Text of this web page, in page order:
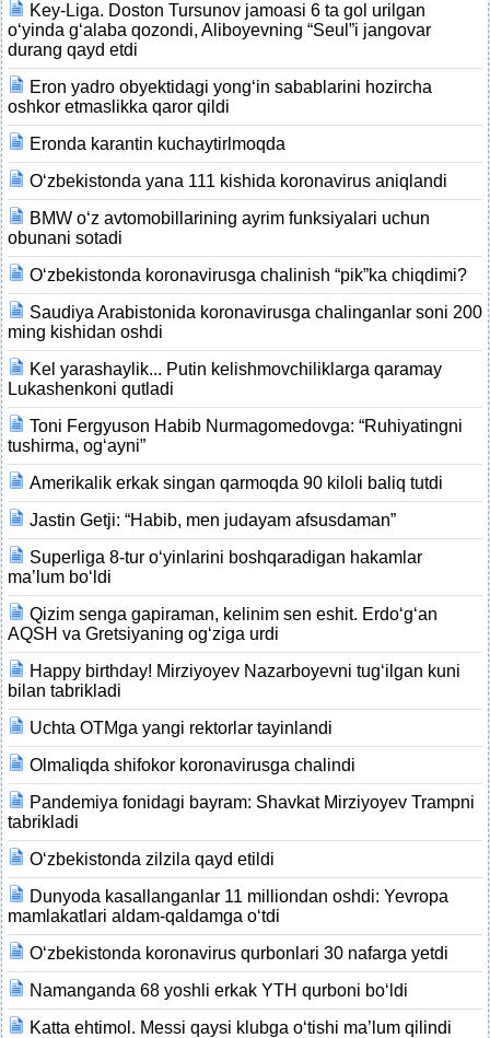
Key-Liga. Doston Tursunov jamoasi 6 ta gol urilgan
o‘yinda g‘alaba qozondi, Aliboyevning “Seul”i jangovar
durang qayd etdi
Eron yadro obyektidagi yong‘in sabablarini hozircha
oshkor etmaslikka qaror qildi
Eronda karantin kuchaytirlmoqda
O‘zbekistonda yana 111 kishida koronavirus aniqlandi
BMW o‘z avtomobillarining ayrim funksiyalari uchun
obunani sotadi
O‘zbekistonda koronavirusga chalinish “pik”ka chiqdimi?
Saudiya Arabistonida koronavirusga chalinganlar soni 200
ming kishidan oshdi
Kel yarashaylik... Putin kelishmovchiliklarga qaramay
Lukashenkoni qutladi
Toni Fergyuson Habib Nurmagomedovga: “Ruhiyatingni
tushirma, og‘ayni”
Amerikalik erkak singan qarmoqda 90 kiloli baliq tutdi
Jastin Getji: “Habib, men judayam afsusdaman”
Superliga 8-tur o‘yinlarini boshqaradigan hakamlar
ma’lum bo‘ldi
Qizim senga gapiraman, kelinim sen eshit. Erdo‘g‘an
AQSH va Gretsiyaning og‘ziga urdi
Happy birthday! Mirziyoyev Nazarboyevni tug‘ilgan kuni
bilan tabrikladi
Uchta OTMga yangi rektorlar tayinlandi
Olmaliqda shifokor koronavirusga chalindi
Pandemiya fonidagi bayram: Shavkat Mirziyoyev Trampni
tabrikladi
O‘zbekistonda zilzila qayd etildi
Dunyoda kasallanganlar 11 milliondan oshdi: Yevropa
mamlakatlari aldam-qaldamga o‘tdi
O‘zbekistonda koronavirus qurbonlari 30 nafarga yetdi
Namanganda 68 yoshli erkak YTH qurboni bo‘ldi
Katta ehtimol. Messi qaysi klubga o‘tishi ma’lum qilindi